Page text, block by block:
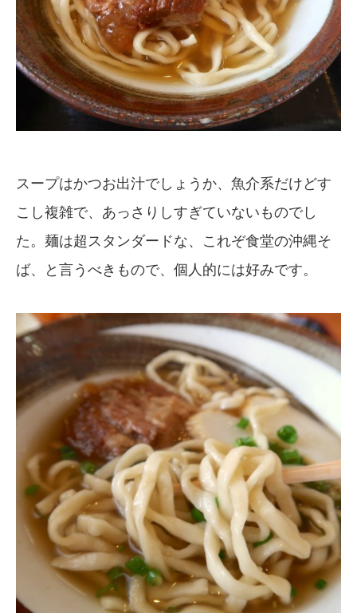
スープはかつお出汁でしょうか、魚介系だけどす
こし複雑で、あっさりしすぎていないものでし
た。麺は超スタンダードな、これぞ食堂の沖縄そ
ば、と言うべきもので、個人的には好みです。